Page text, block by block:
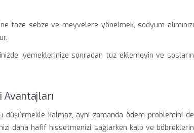
taze sebze ve meyvelere yönelmek, sodyum alımınızı
yemeklerinize sonradan tuz eklemeyin ve sosların
kalmaz, aynı zamanda ödem problemini de
daha hafif hissetmenizi sağlarken kalp ve böbreklerin